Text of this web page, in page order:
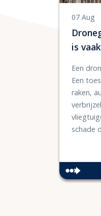
07 Aug
is
Een
Een
raken,
schade